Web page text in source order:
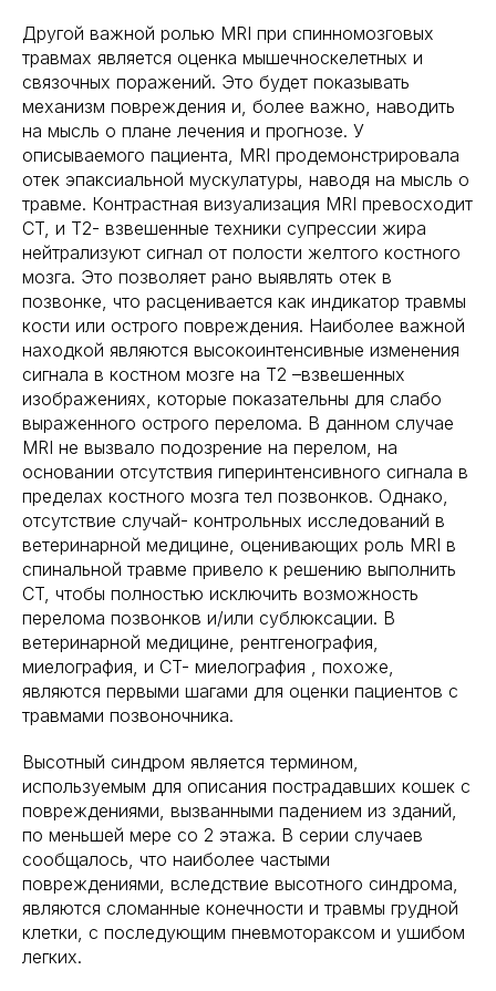
Другой важной ролью MRI при спинномозговых
травмах является оценка мышечноскелетных и
связочных поражений. Это будет показывать
механизм повреждения и, более важно, наводить
на мысль о плане лечения и прогнозе. У
описываемого пациента, MRI продемонстрировала
отек эпаксиальной мускулатуры, наводя на мысль о
травме. Контрастная визуализация MRI превосходит
CT, и T2- взвешенные техники супрессии жира
нейтрализуют сигнал от полости желтого костного
мозга. Это позволяет рано выявлять отек в
позвонке, что расценивается как индикатор травмы
кости или острого повреждения. Наиболее важной
находкой являются высокоинтенсивные изменения
сигнала в костном мозге на Т2 –взвешенных
изображениях, которые показательны для слабо
выраженного острого перелома. В данном случае
MRI не вызвало подозрение на перелом, на
основании отсутствия гиперинтенсивного сигнала в
пределах костного мозга тел позвонков. Однако,
отсутствие случай- контрольных исследований в
ветеринарной медицине, оценивающих роль MRI в
спинальной травме привело к решению выполнить
CT, чтобы полностью исключить возможность
перелома позвонков и/или сублюксации. В
ветеринарной медицине, рентгенография,
миелография, и CT- миелография , похоже,
являются первыми шагами для оценки пациентов с
травмами позвоночника.
Высотный синдром является термином,
используемым для описания пострадавших кошек с
повреждениями, вызванными падением из зданий,
по меньшей мере со 2 этажа. В серии случаев
сообщалось, что наиболее частыми
повреждениями, вследствие высотного синдрома,
являются сломанные конечности и травмы грудной
клетки, с последующим пневмотораксом и ушибом
легких.